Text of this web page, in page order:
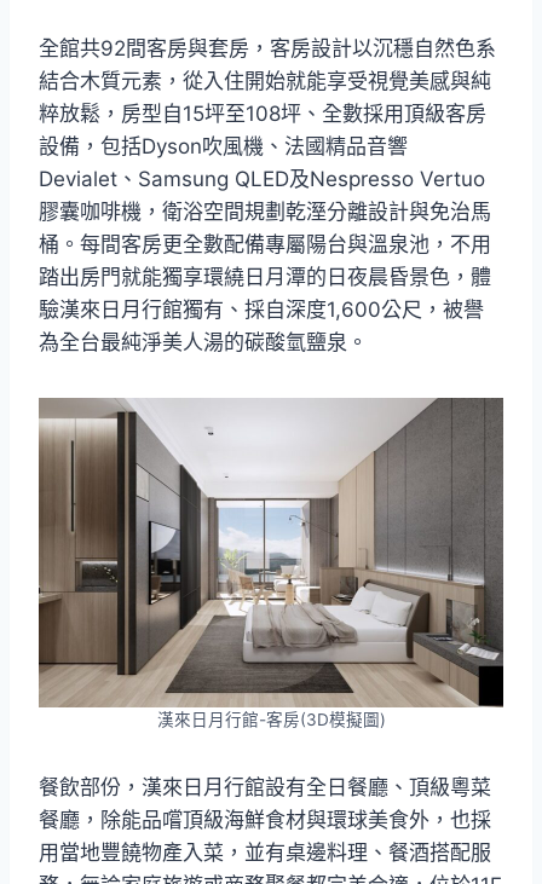
全館共92間客房與套房，客房設計以沉穩自然色系
結合木質元素，從入住開始就能享受視覺美感與純
粹放鬆，房型自15坪至108坪、全數採用頂級客房
設備，包括Dyson吹風機、法國精品音響
Devialet、Samsung QLED及Nespresso Vertuo
膠囊咖啡機，衛浴空間規劃乾溼分離設計與免治馬
桶。每間客房更全數配備專屬陽台與溫泉池，不用
踏出房門就能獨享環繞日月潭的日夜晨昏景色，體
驗漢來日月行館獨有、採自深度1,600公尺，被譽
為全台最純淨美人湯的碳酸氫鹽泉。
漢來日月行館-客房(3D模擬圖)
餐飲部份，漢來日月行館設有全日餐廳、頂級粵菜
餐廳，除能品嚐頂級海鮮食材與環球美食外，也採
用當地豐饒物產入菜，並有桌邊料理、餐酒搭配服